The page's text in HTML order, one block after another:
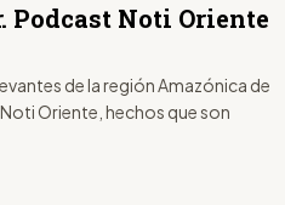
Podcast Noti Oriente
de la región Amazónica de
Oriente, hechos que son